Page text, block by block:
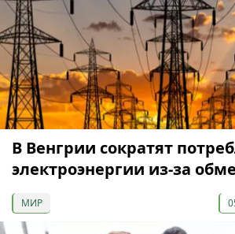
В Венгрии сократят
электроэнергии из-за
МИР